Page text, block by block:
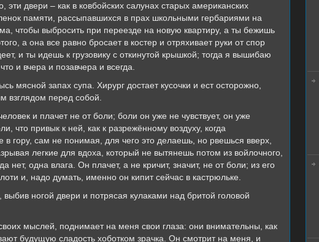
эти двери – как в ковбойских салунах старых американских
памяти, рассыпавшихся в прах школьными гербариями на
чтобы выбросить при переезде на новую квартиру, а ты бежишь
а она все равно бросает в костер и отряхивает руки от спор
и ты идешь к грузовику с откинутой крышкой; тогда я вышибаю
и вчера и позавчера и всегда.
мясной запах супа. Хирург достает кусочки и ест осторожно,
взглядом перед собой.
и плачет не от боли; боли он уже не чувствует, он уже
что привык к ней, как к разрежённому воздуху, когда
гору, сам не понимая, для чего это делаешь, но рвешься вверх,
легкие для вдоха, который не вытянешь потом из войлочного,
нет, одна влага. Он плачет, а не кричит, значит, не от боли; из его
и, надо думать, именно он кипит сейчас в кастрюльке.
ногой двери и потрясая кулаками над бритой головой
мыслей, поднимает на меня свои глаза: они внимательны, как
будущую сладость хоботком зрачка. Он смотрит на меня, и